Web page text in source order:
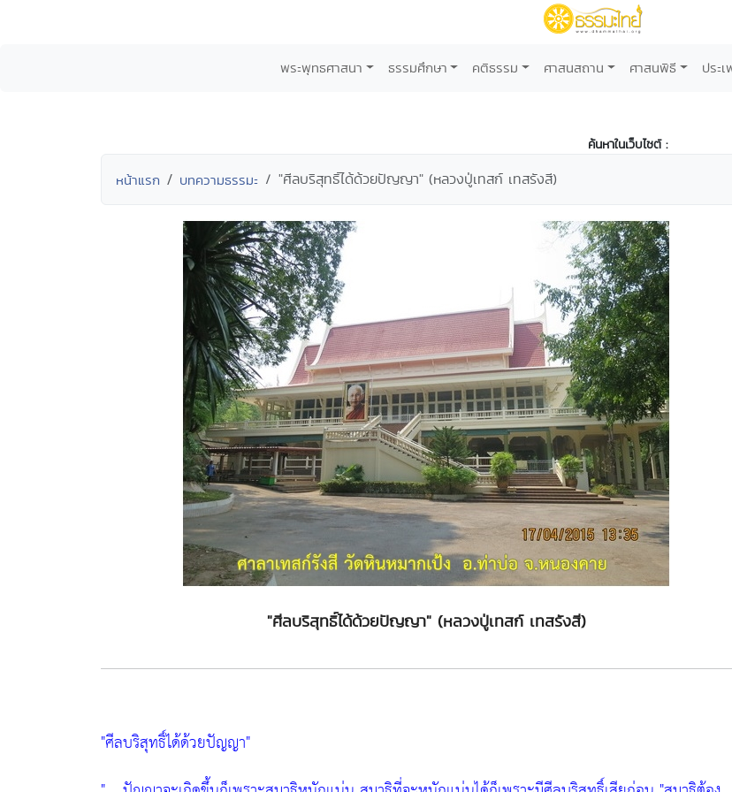
พระพุทธศาสนา ธรรมศึกษา คติธรรม ศาสนสถาน ศาสนพิธี ประ
ค้นหาในเว็บไซต์ :
หน้าแรก บทความธรรมะ "ศีลบริสุทธิ์ได้ด้วยปัญญา" (หลวงปู่เทสก์ เทสรังสี)
"ศีลบริสุทธิ์ได้ด้วยปัญญา" (หลวงปู่เทสก์ เทสรังสี)
"ศีลบริสุทธิ์ได้ด้วยปัญญา"